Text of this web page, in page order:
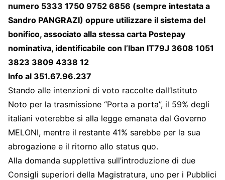
numero 5333 1750 9752 6856 (sempre intestata a
Sandro PANGRAZI) oppure utilizzare il sistema del
bonifico, associato alla stessa carta Postepay
nominativa, identificabile con l’Iban IT79J 3608 1051
3823 3809 4338 12
Info al 351.67.96.237
Stando alle intenzioni di voto raccolte dall’Istituto
Noto per la trasmissione “Porta a porta”, il 59% degli
italiani voterebbe sì alla legge emanata dal Governo
MELONI, mentre il restante 41% sarebbe per la sua
abrogazione e il ritorno allo status quo.
Alla domanda supplettiva sull’introduzione di due
Consigli superiori della Magistratura, uno per i Pubblici